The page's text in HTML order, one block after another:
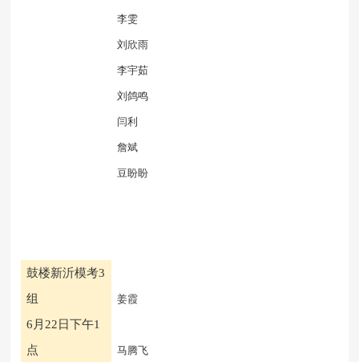
李雯
刘欣雨
李宇茹
刘鸽鸣
闫利
詹斌
豆盼盼
鼓楼新沂模考3
组
姜霞
6月22日下午1
点
马腾飞